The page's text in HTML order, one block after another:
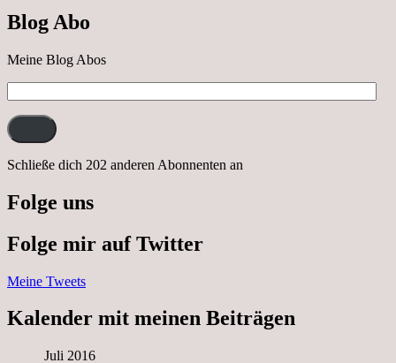
Blog Abo
Meine Blog Abos
Mail-
Adresse:
Schließe dich 202 anderen Abonnenten an
Folge uns
Folge mir auf Twitter
Meine Tweets
Kalender mit meinen Beiträgen
Juli 2016